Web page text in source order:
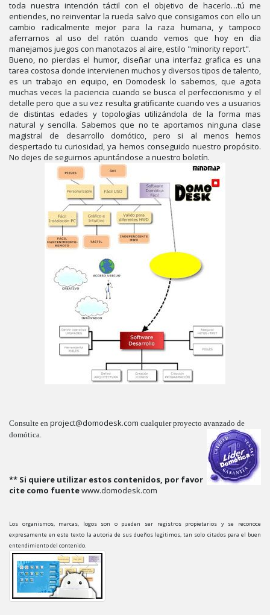
toda nuestra intención táctil con el objetivo de hacerlo…tú me
entiendes, no reinventar la rueda salvo que consigamos con ello un
cambio radicalmente mejor para la raza humana, y tampoco
aferrarnos al uso del ratón cuando vemos que hoy en día
manejamos juegos con manotazos al aire, estilo "minority report".
Bueno, no pierdas el humor, diseñar una interfaz grafica es una
tarea costosa donde intervienen muchos y diversos tipos de talento,
es un trabajo en equipo, en Domodesk lo sabemos, que agota
muchas veces la paciencia cuando se busca el perfeccionismo y el
detalle pero que a su vez resulta gratificante cuando ves a usuarios
de distintas edades y topologías utilizándola de la forma mas
natural y sencilla. Sabemos que no te aportamos ninguna clase
magistral de desarrollo domótico, pero si al menos hemos
despertado tu curiosidad, ya hemos conseguido nuestro propósito.
No dejes de seguirnos apuntándose a nuestro boletín.
Consulte en project@domodesk.com cualquier proyecto avanzado de
domótica.
** Si quiere utilizar estos contenidos, por favor
cite como fuentewww.domodesk.com
Los organismos, marcas, logos son o pueden ser registros propietarios y se reconoce
expresamente en este texto la autoria de sus dueños legitimos, tan solo citados para el buen
entendimiento del contenido.